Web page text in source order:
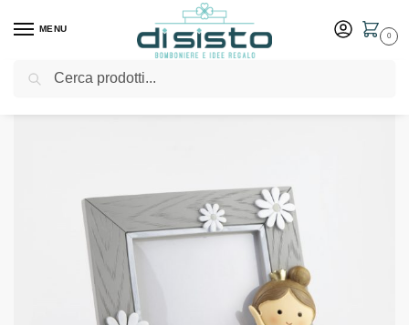
MENU
0
Home Shop Bomboniere